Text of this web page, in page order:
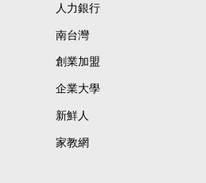
人力銀行
南台灣
創業加盟
企業大學
新鮮人
家教網